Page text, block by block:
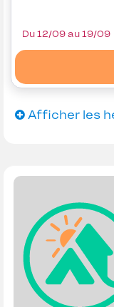
Du 12/09 au 19/09
Afficher les